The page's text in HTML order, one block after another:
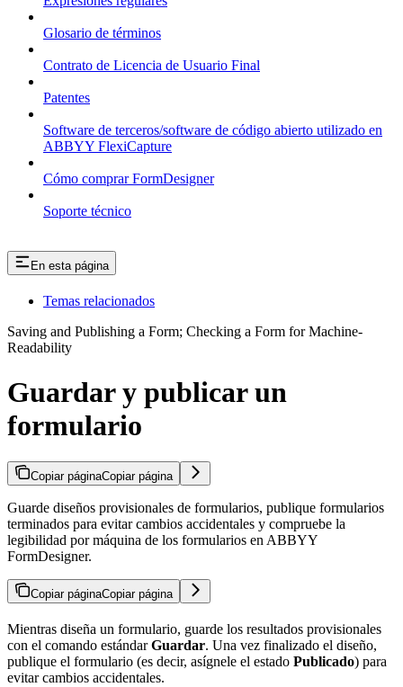
Glosario de términos
Contrato de Licencia de Usuario Final
Patentes
Software de terceros/software de código abierto utilizado en
ABBYY FlexiCapture
Cómo comprar FormDesigner
Soporte técnico
En esta página
Temas relacionados
Saving and Publishing a Form; Checking a Form for Machine-
Readability
Guardar y publicar un
formulario
Copiar páginaCopiar página
Guarde diseños provisionales de formularios, publique formularios
terminados para evitar cambios accidentales y compruebe la
legibilidad por máquina de los formularios en ABBYY
FormDesigner.
Copiar páginaCopiar página
Mientras diseña un formulario, guarde los resultados provisionales
con el comando estándarGuardar. Una vez finalizado el diseño,
publique el formulario (es decir, asígnele el estado Publicado) para
evitar cambios accidentales.